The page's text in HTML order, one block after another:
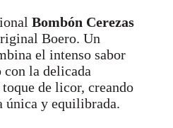
Bombón Cerezas
Boero. Un
el intenso sabor
con la delicada
de licor, creando
única y equilibrada.